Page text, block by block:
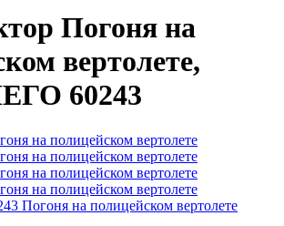
Погоня на
вертолете,
60243